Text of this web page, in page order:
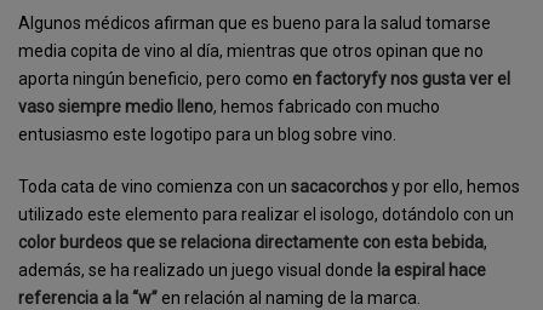
Algunos médicos afirman que es bueno para la salud tomarse
media copita de vino al día, mientras que otros opinan que no
aporta ningún beneficio, pero como en factoryfy nos gusta ver el
vaso siempre medio lleno, hemos fabricado con mucho
entusiasmo este logotipo para un blog sobre vino.
Toda cata de vino comienza con un sacacorchosy por ello, hemos
utilizado este elemento para realizar el isologo, dotándolo con un
color burdeos que se relaciona directamente con esta bebida,
además, se ha realizado un juego visual donde la espiral hace
referencia a la “w” en relación al naming de la marca.